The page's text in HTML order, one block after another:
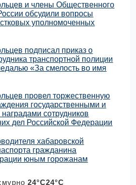
и члены Общественного
обсудили вопросы
уполномоченных
подписал приказ о
транспортной полиции
«За смелость во имя
провел торжественную
государственными и
сотрудников
дел Российской Федерации
хабаровской
гражданина
юным горожанам
24°C24°C